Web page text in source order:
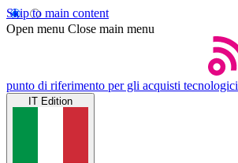
Skip to main content
Open menu Close main menu
punto di riferimento per gli acquisti tecnologici
IT Edition